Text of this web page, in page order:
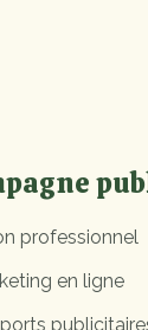
professionnel
en ligne